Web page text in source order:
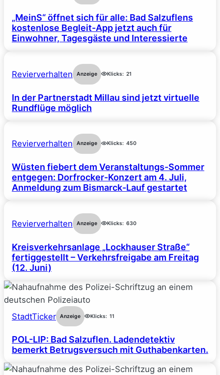
„MeinS“ öffnet sich für alle: Bad Salzuflens
kostenlose Begleit-App jetzt auch für
Einwohner, Tagesgäste und Interessierte
Revierverhalten Anzeige Klicks: 21
In der Partnerstadt Millau sind jetzt virtuelle
Rundflüge möglich
Revierverhalten Anzeige Klicks: 450
Wüsten fiebert dem Veranstaltungs-Sommer
entgegen: Dorfrocker-Konzert am 4. Juli,
Anmeldung zum Bismarck-Lauf gestartet
Revierverhalten Anzeige Klicks: 630
Kreisverkehrsanlage „Lockhauser Straße“
fertiggestellt – Verkehrsfreigabe am Freitag
(12. Juni)
StadtTicker Anzeige Klicks: 11
POL-LIP: Bad Salzuflen. Ladendetektiv
bemerkt Betrugsversuch mit Guthabenkarten.